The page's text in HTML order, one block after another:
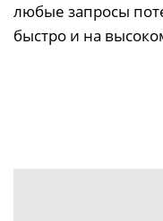
любые запросы
быстро и на